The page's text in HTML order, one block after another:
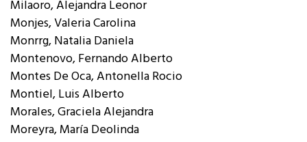
Milaoro, Alejandra Leonor
Monjes, Valeria Carolina
Monrrg, Natalia Daniela
Montenovo, Fernando Alberto
Montes De Oca, Antonella Rocio
Montiel, Luis Alberto
Morales, Graciela Alejandra
Moreyra, María Deolinda